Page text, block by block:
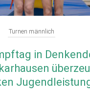
Turnen männlich
in